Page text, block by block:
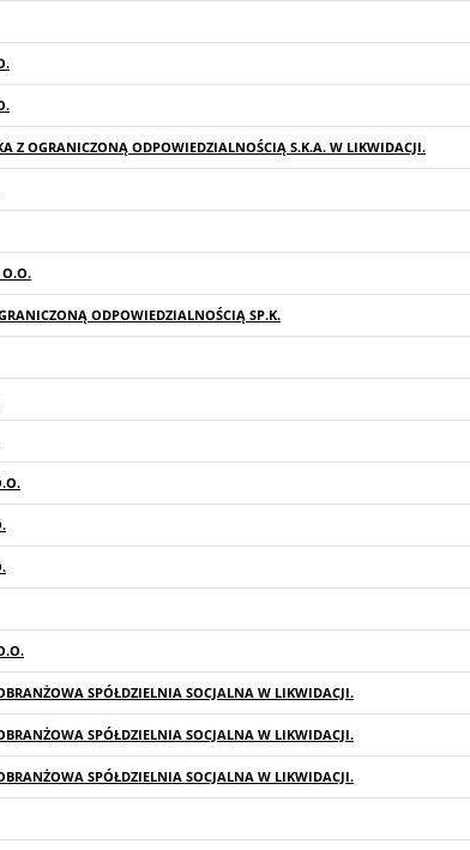
Z OGRANICZONĄ ODPOWIEDZIALNOŚCIĄ S.K.A. W LIKWIDACJI.
O.O.
ODPOWIEDZIALNOŚCIĄ SP.K.
SPÓŁDZIELNIA SOCJALNA W LIKWIDACJI.
SPÓŁDZIELNIA SOCJALNA W LIKWIDACJI.
SPÓŁDZIELNIA SOCJALNA W LIKWIDACJI.